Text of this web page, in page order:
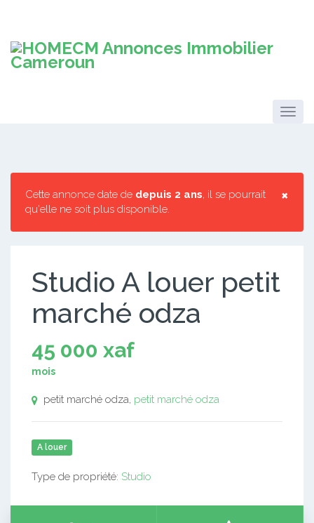
×
Cette annonce date de depuis 2 ans, il se pourrait
qu'elle ne soit plus disponible.
Studio A louer petit
marché odza
45 000 xaf
mois
petit marché odza, petit marché odza
A louer
Type de propriété: Studio